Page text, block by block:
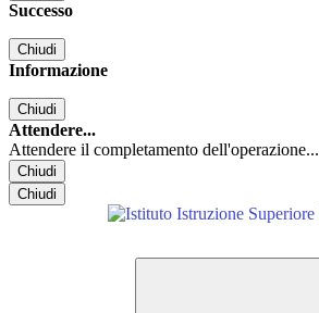
Successo
Chiudi
Informazione
Chiudi
Attendere...
Attendere il completamento dell'operazione...
Chiudi
Chiudi